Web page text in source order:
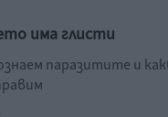
има глисти
паразитите и